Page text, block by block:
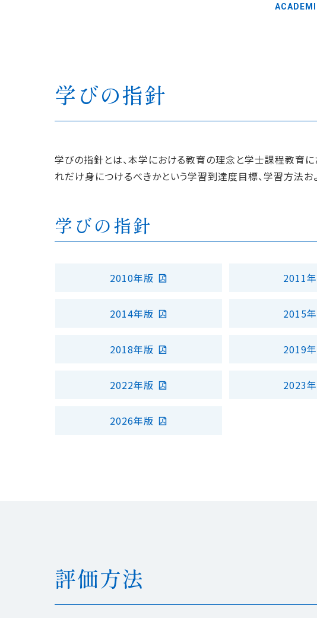
学びの指針
学びの指針とは、本学における教育の理念と学士課程教育
れだけ身につけるべきかという学習到達度目標、学習方法
学びの指針
2010年版 2011
2014年版 2015
2018年版 2019
2022年版 2023
2026年版
評価方法